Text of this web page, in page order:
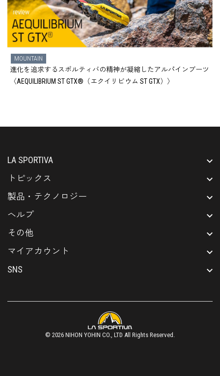
MOUNTAIN
進化を追求するスポルティバの精神が凝縮したアルパインブーツ
〈AEQUILIBRIUM ST GTX®（エクイリビウム ST GTX）〉
LA SPORTIVA
トピックス
製品・テクノロジー
ヘルプ
その他
マイアカウント
SNS
© 2026 NIHON YOHIN CO., LTD All Rights Reserved.